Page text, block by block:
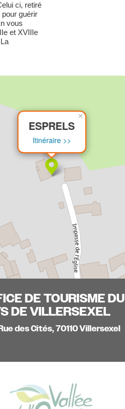
ci, retiré
guérir
vous
et XVIIIe
ESPRELS
Itinéraire >>
×
DE TOURISME DU
DE VILLERSEXEL
des Cités, 70110 Villersexel